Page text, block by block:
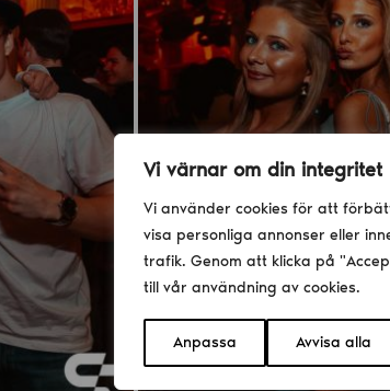
Vi värnar om din integritet
Vi använder cookies för att
visa personliga annonser eller
trafik. Genom att klicka på
till vår användning av cookies.
Anpassa Avvisa alla